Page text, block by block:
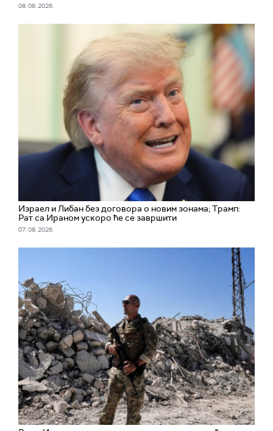
08. 08. 2026.
Израел и Либан без договора о новим зонама; Трамп:
Рат са Ираном ускоро ће се завршити
07. 08. 2026.